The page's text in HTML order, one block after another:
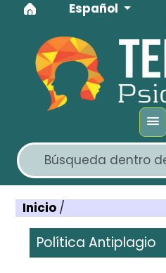
Ir al menú de navegación
Ir al contenido principal
Ir al pie de página del sitio
Idioma
Español
Inicio /
Política Antiplagio